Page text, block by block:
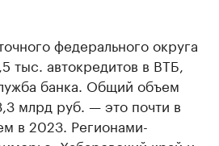
федерального округа
тыс. автокредитов в ВТБ,
банка. Общий объем
млрд руб. — это почти в
в 2023. Регионами-